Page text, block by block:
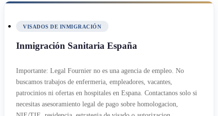
VISADOS DE INMIGRACIÓN
Inmigración Sanitaria España
Importante: Legal Fournier no es una agencia de empleo. No
buscamos trabajos de enfermeria, empleadores, vacantes,
patrocinios ni ofertas en hospitales en Espana. Contactanos solo si
necesitas asesoramiento legal de pago sobre homologacion,